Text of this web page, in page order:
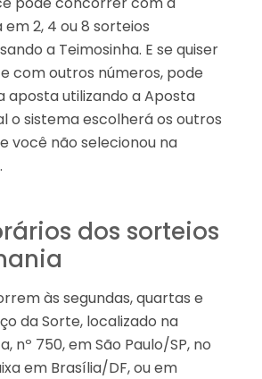
2, 4 ou 8 sorteios
a Teimosinha. E se quiser
com outros números, pode
aposta utilizando a Aposta
o sistema escolherá os outros
você não selecionou na
dos sorteios
às segundas, quartas e
da Sorte, localizado na
nº 750, em São Paulo/SP, no
em Brasília/DF, ou em